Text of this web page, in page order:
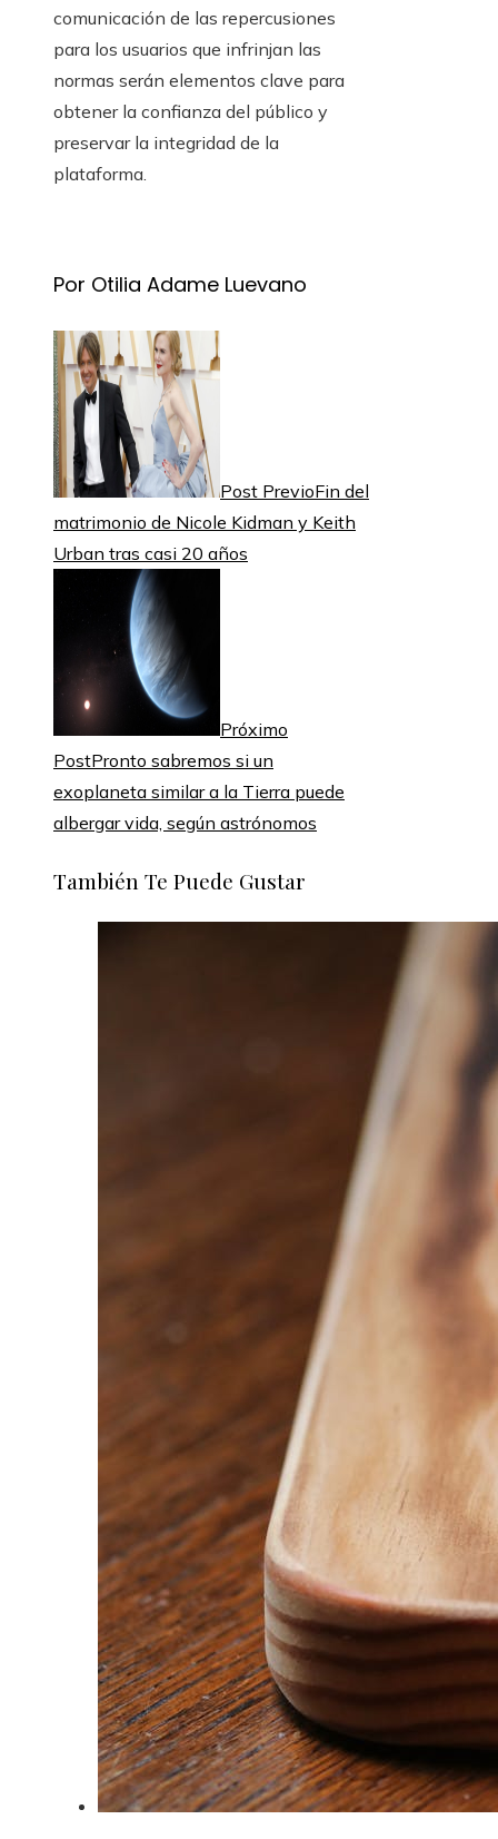
comunicación de las repercusiones
para los usuarios que infrinjan las
normas serán elementos clave para
obtener la confianza del público y
preservar la integridad de la
plataforma.
Por Otilia Adame Luevano
Post PrevioFin del
matrimonio de Nicole Kidman y Keith
Urban tras casi 20 años
Próximo
PostPronto sabremos si un
exoplaneta similar a la Tierra puede
albergar vida, según astrónomos
También Te Puede Gustar